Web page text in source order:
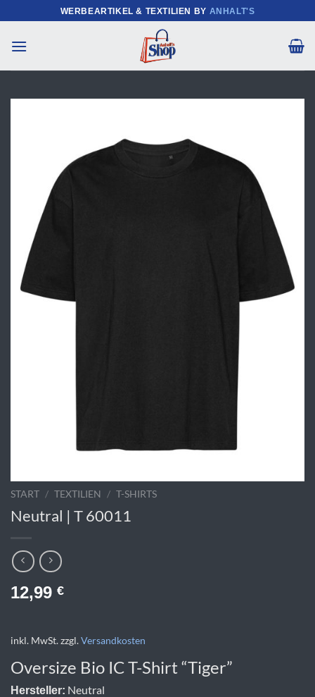
Inhalt
springen
WERBEARTIKEL & TEXTILIEN BY ANHALT'S
START / TEXTILIEN / T-SHIRTS
Neutral | T 60011
12,99 €
inkl. MwSt.zzgl.Versandkosten
Oversize Bio IC T-Shirt “Tiger”
Hersteller: Neutral